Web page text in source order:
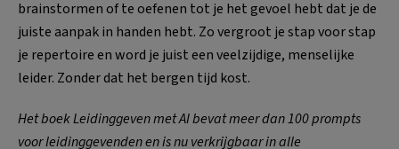
brainstormen of te oefenen tot je het gevoel hebt dat je de
juiste aanpak in handen hebt. Zo vergroot je stap voor stap
je repertoire en word je juist een veelzijdige, menselijke
leider. Zonder dat het bergen tijd kost.
Het boek Leidinggeven met AI bevat meer dan 100 prompts
voor leidinggevenden en is nu verkrijgbaar in alle